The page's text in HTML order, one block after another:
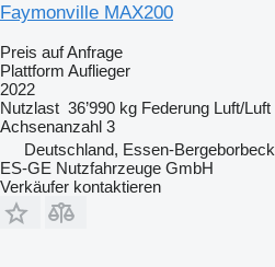
Faymonville MAX200
Preis auf Anfrage
Plattform Auflieger
2022
Nutzlast 36’990 kg Federung Luft/Luft
Achsenanzahl 3
Deutschland, Essen-Bergeborbeck
ES-GE Nutzfahrzeuge GmbH
Verkäufer kontaktieren